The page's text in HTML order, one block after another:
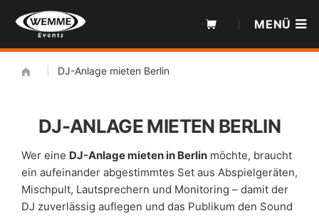
Inhalt
MENÜ
DJ-Anlage mieten Berlin
DJ-ANLAGE MIETEN BERLIN
Wer eine DJ-Anlage mieten in Berlin möchte, braucht
ein aufeinander abgestimmtes Set aus Abspielgeräten,
Mischpult, Lautsprechern und Monitoring – damit der
DJ zuverlässig auflegen und das Publikum den Sound